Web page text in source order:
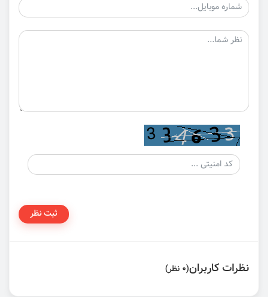
ثبت نظر
نظرات کاربران(0 نظر)